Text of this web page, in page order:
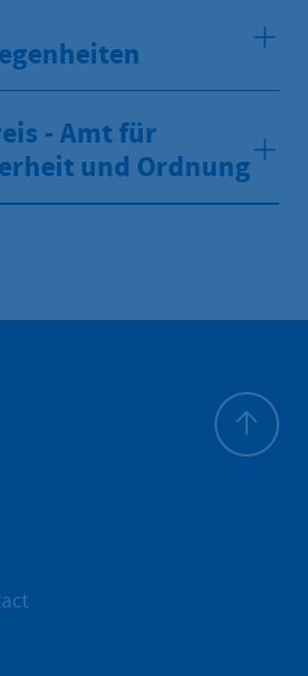
- Amt für
und Ordnung